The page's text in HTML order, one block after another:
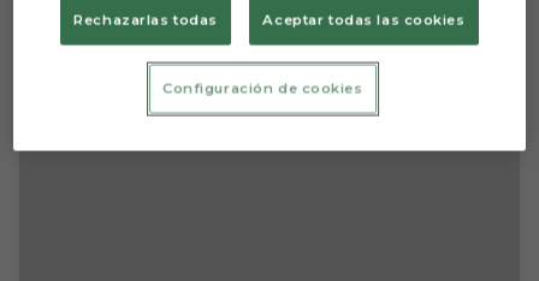
Previa | Última prueba de pretemporada
Rechazarlas todas Aceptar todas las cookies
Configuración de cookies